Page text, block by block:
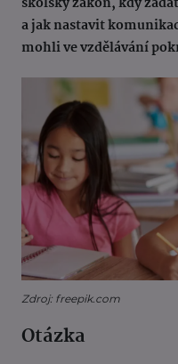
a jak nastavit
mohli ve vzdělávání
Zdroj: freepik.com
Otázka